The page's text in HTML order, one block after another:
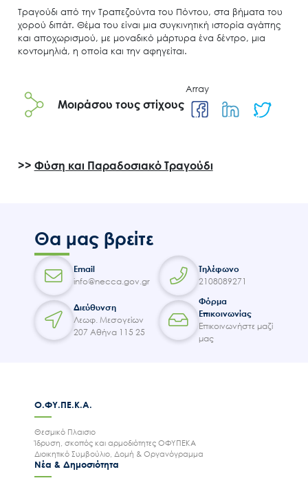
Search
for:
Ο.ΦΥ.ΠΕ.Κ.Α.
Νέα – Δημοσιότητα
Μ.Δ.Π.Π.
Επικοινωνία
Τραγούδι από την Τραπεζούντα του Πόντου, στα βήματα του
χορού διπάτ. Θέμα του είναι μια συγκινητική ιστορία αγάπης
και αποχωρισμού, με μοναδικό μάρτυρα ένα δέντρο, μια
κοντομηλιά, η οποία και την αφηγείται.
Μοιράσου τους στίχους
Array
>> Φύση και Παραδοσιακό Τραγούδι
Θα μας βρείτε
Email
info@necca.gov.gr
Τηλέφωνο
2108089271
Διεύθυνση
Λεωφ. Μεσογείων
207 Αθήνα 115 25
Φόρμα
Επικοινωνίας
Επικοινωνήστε μαζί
μας
Ο.ΦΥ.ΠΕ.Κ.Α.
Θεσμικό Πλαισιο
Ίδρυση, σκοπός και αρμοδιότητες ΟΦΥΠΕΚΑ
Διοικητικό Συμβούλιο, Δομή & Οργανόγραμμα
Νέα & Δημοσιότητα